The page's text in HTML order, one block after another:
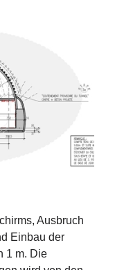
Ausbruch
Einbau der
1 m. Die